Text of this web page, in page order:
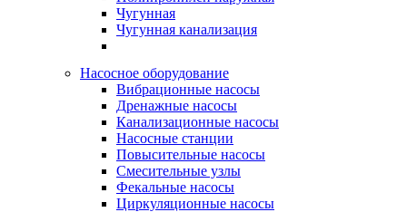
Чугунная
Чугунная канализация
Насосное оборудование
Вибрационные насосы
Дренажные насосы
Канализационные насосы
Насосные станции
Повысительные насосы
Смесительные узлы
Фекальные насосы
Циркуляционные насосы